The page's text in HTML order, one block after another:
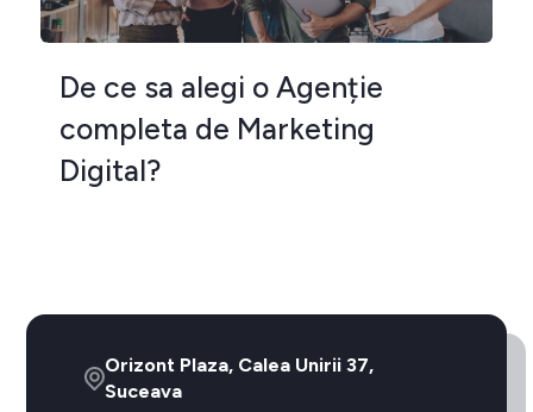
De ce sa alegi o Agenție
completa de Marketing
Digital?
Orizont Plaza, Calea Unirii 37,
Suceava